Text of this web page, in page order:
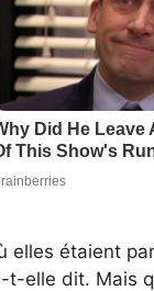
elles étaient
t-elle dit. Mais